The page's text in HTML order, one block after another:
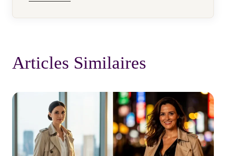
Articles Similaires